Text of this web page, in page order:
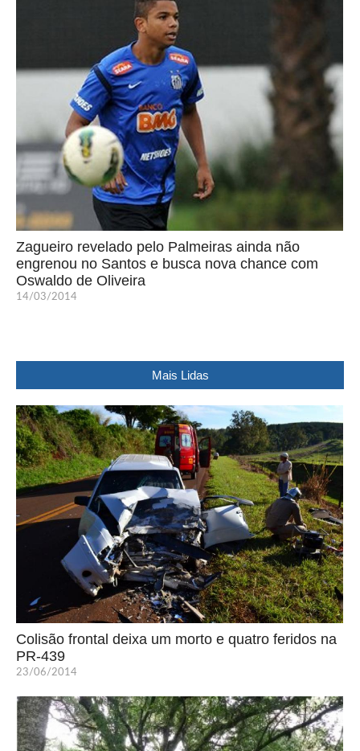
Zagueiro revelado pelo Palmeiras ainda não
engrenou no Santos e busca nova chance com
Oswaldo de Oliveira
14/03/2014
Mais Lidas
Colisão frontal deixa um morto e quatro feridos na
PR-439
23/06/2014